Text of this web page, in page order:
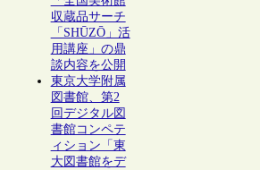
収蔵品サーチ
「SHŪZŌ」活
用講座」の鼎
談内容を公開
東京大学附属
図書館、第2
回デジタル図
書館コンペテ
ィション「東
大図書館をデ